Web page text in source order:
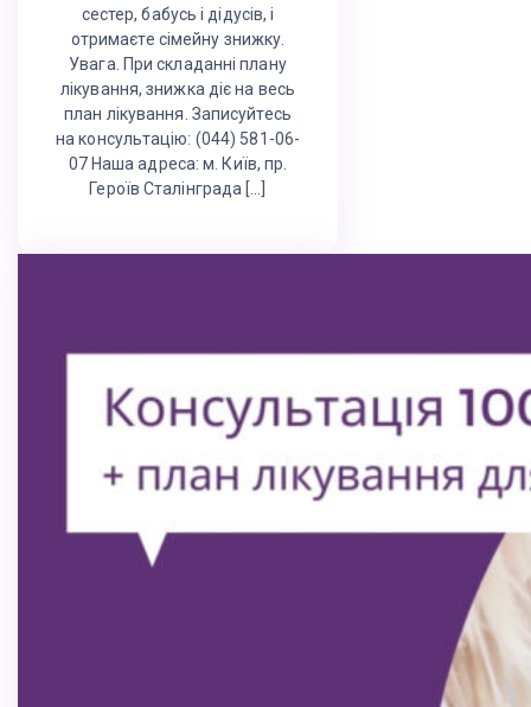
сестер, бабусь і дідусів, і
отримаєте сімейну знижку.
Увага. При складанні плану
лікування, знижка діє на весь
план лікування. Записуйтесь
на консультацію: (044) 581-06-
07 Наша адреса: м. Київ, пр.
Героїв Сталінграда […]